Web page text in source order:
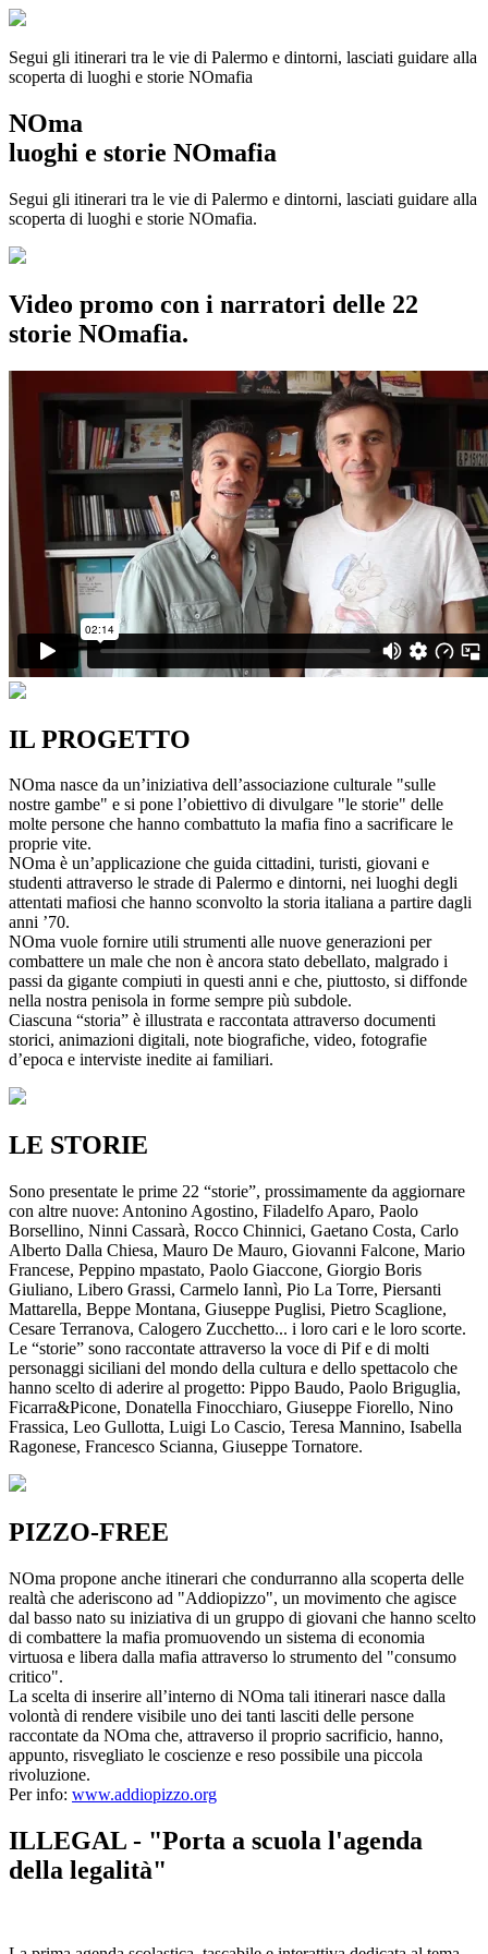
Segui gli itinerari tra le vie di Palermo e dintorni, lasciati guidare alla
scoperta di luoghi e storie NOmafia
NOma
luoghi e storie NOmafia
Segui gli itinerari tra le vie di Palermo e dintorni, lasciati guidare alla
scoperta di luoghi e storie NOmafia.
Video promo con i narratori delle 22
storie NOmafia.
IL PROGETTO
NOma nasce da un’iniziativa dell’associazione culturale "sulle
nostre gambe" e si pone l’obiettivo di divulgare "le storie" delle
molte persone che hanno combattuto la mafia fino a sacrificare le
proprie vite.
NOma è un’applicazione che guida cittadini, turisti, giovani e
studenti attraverso le strade di Palermo e dintorni, nei luoghi degli
attentati mafiosi che hanno sconvolto la storia italiana a partire dagli
anni ’70.
NOma vuole fornire utili strumenti alle nuove generazioni per
combattere un male che non è ancora stato debellato, malgrado i
passi da gigante compiuti in questi anni e che, piuttosto, si diffonde
nella nostra penisola in forme sempre più subdole.
Ciascuna “storia” è illustrata e raccontata attraverso documenti
storici, animazioni digitali, note biografiche, video, fotografie
d’epoca e interviste inedite ai familiari.
LE STORIE
Sono presentate le prime 22 “storie”, prossimamente da aggiornare
con altre nuove: Antonino Agostino, Filadelfo Aparo, Paolo
Borsellino, Ninni Cassarà, Rocco Chinnici, Gaetano Costa, Carlo
Alberto Dalla Chiesa, Mauro De Mauro, Giovanni Falcone, Mario
Francese, Peppino mpastato, Paolo Giaccone, Giorgio Boris
Giuliano, Libero Grassi, Carmelo Iannì, Pio La Torre, Piersanti
Mattarella, Beppe Montana, Giuseppe Puglisi, Pietro Scaglione,
Cesare Terranova, Calogero Zucchetto... i loro cari e le loro scorte.
Le “storie” sono raccontate attraverso la voce di Pif e di molti
personaggi siciliani del mondo della cultura e dello spettacolo che
hanno scelto di aderire al progetto: Pippo Baudo, Paolo Briguglia,
Ficarra&Picone, Donatella Finocchiaro, Giuseppe Fiorello, Nino
Frassica, Leo Gullotta, Luigi Lo Cascio, Teresa Mannino, Isabella
Ragonese, Francesco Scianna, Giuseppe Tornatore.
PIZZO-FREE
NOma propone anche itinerari che condurranno alla scoperta delle
realtà che aderiscono ad "Addiopizzo", un movimento che agisce
dal basso nato su iniziativa di un gruppo di giovani che hanno scelto
di combattere la mafia promuovendo un sistema di economia
virtuosa e libera dalla mafia attraverso lo strumento del "consumo
critico".
La scelta di inserire all’interno di NOma tali itinerari nasce dalla
volontà di rendere visibile uno dei tanti lasciti delle persone
raccontate da NOma che, attraverso il proprio sacrificio, hanno,
appunto, risvegliato le coscienze e reso possibile una piccola
rivoluzione.
Per info: www.addiopizzo.org
ILLEGAL - "Porta a scuola l'agenda
della legalità"